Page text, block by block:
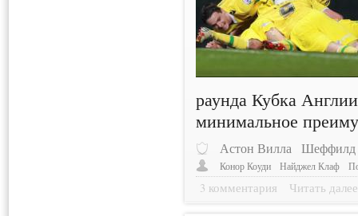
раунда Кубка
минимальное
Астон Вилла Шеффилд
Конор Коуди Найджел Клаф
3 комментария Читать далее